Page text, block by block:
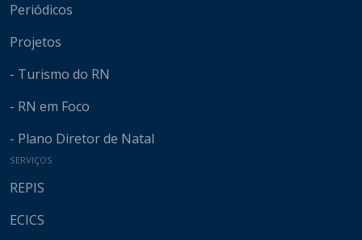
Periódicos
Projetos
- Turismo do RN
- RN em Foco
- Plano Diretor de Natal
SERVIÇOS
REPIS
ECICS